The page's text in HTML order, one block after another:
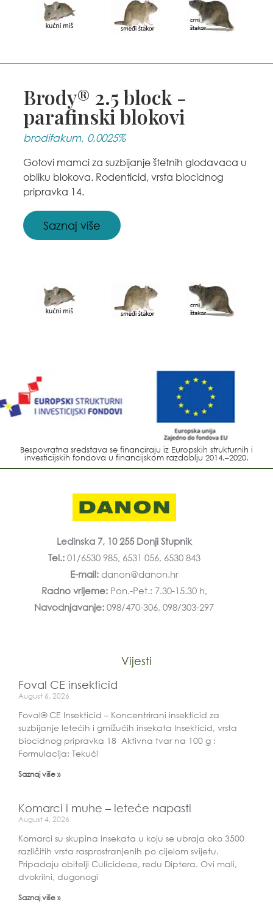
Brody® 2.5 block -
parafinski blokovi
brodifakum, 0,0025%
Gotovi mamci za suzbijanje štetnih glodavaca u
obliku blokova. Rodenticid, vrsta biocidnog
pripravka 14.
Saznaj više
Bespovratna sredstava se financiraju iz Europskih strukturnih i
investicijskih fondova u financijskom razdoblju 2014.–2020.
Ledinska 7, 10 255 Donji Stupnik
Tel.:01/6530 985, 6531 056, 6530 843
E-mail:danon@danon.hr
Radno vrijeme: Pon.-Pet.: 7.30-15.30 h,
Navodnjavanje:098/470-306, 098/303-297
Vijesti
Foval CE insekticid
August 6, 2026
Foval® CE Insekticid – Koncentrirani insekticid za
suzbijanje letećih i gmižućih insekata Insekticid, vrsta
biocidnog pripravka 18 Aktivna tvar na 100 g :
Formulacija: Tekući
Saznaj više »
Komarci i muhe – leteće napasti
August 4, 2026
Komarci su skupina insekata u koju se ubraja oko 3500
različitih vrsta rasprostranjenih po cijelom svijetu.
Pripadaju obitelji Culicideae, redu Diptera. Ovi mali,
dvokrilni, dugonogi
Saznaj više »